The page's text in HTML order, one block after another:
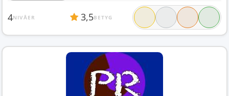
4NIVÅER 3,5BETYG